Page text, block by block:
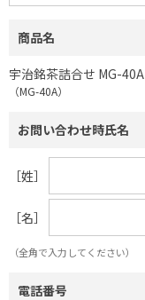
商品名
宇治銘茶詰合せ MG-40A
（MG-40A）
お問い合わせ時氏名
［姓］
［名］
（全角で入力してください）
電話番号